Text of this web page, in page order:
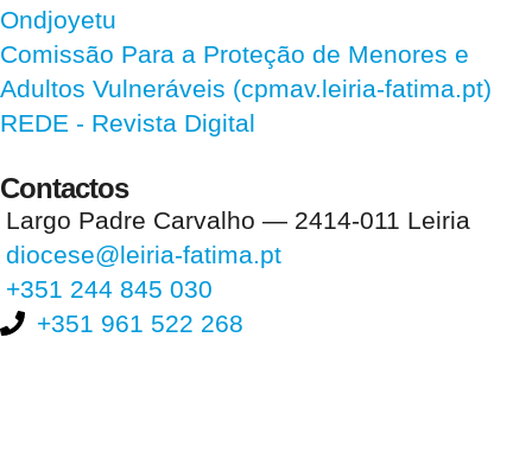
Ondjoyetu
Comissão Para a Proteção de Menores e
Adultos Vulneráveis (cpmav.leiria-fatima.pt)
REDE - Revista Digital
Contactos
Largo Padre Carvalho — 2414-011 Leiria
diocese@leiria-fatima.pt
+351 244 845 030
+351 961 522 268